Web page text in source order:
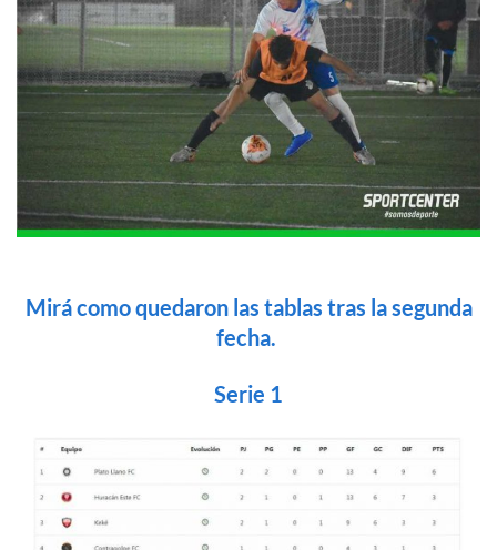
Mirá como quedaron las tablas tras la segunda
fecha.
Serie 1